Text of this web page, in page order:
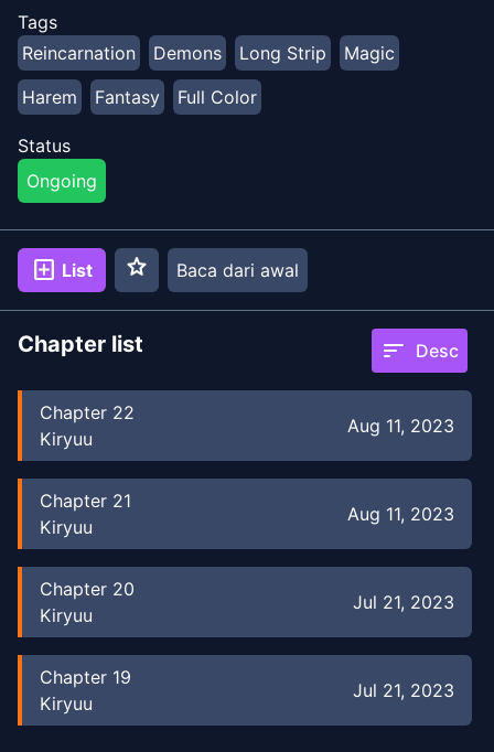
keterampilan manajemen dan pengetahuan
matematika jenius sebagai pemain pro di kehidupan
sebelumnya Dalam hidup ini, El mengambil segalanya!
Tags
Reincarnation
Demons Long Strip
Magic
Harem
Fantasy Full Color
Status
Ongoing
add_box List star Baca dari awal
Chapter list sort Desc
Chapter 22
Kiryuu
Aug 11, 2023
Chapter 21
Kiryuu
Aug 11, 2023
Chapter 20
Kiryuu
Jul 21, 2023
Chapter 19
Kiryuu
Jul 21, 2023